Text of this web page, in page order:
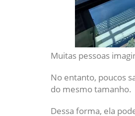
Muitas pessoas
No entanto, poucos
do mesmo tamanho.
Dessa forma, ela